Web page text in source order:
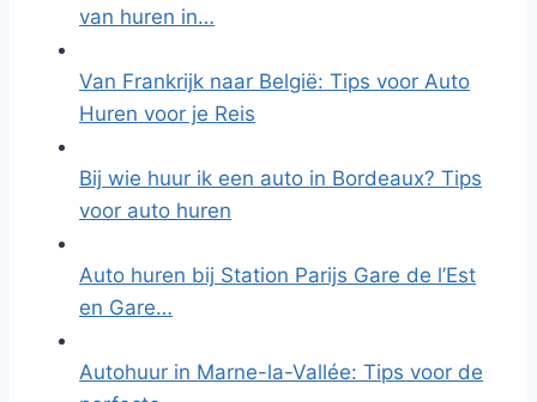
van huren in…
Van Frankrijk naar België: Tips voor Auto
Huren voor je Reis
Bij wie huur ik een auto in Bordeaux? Tips
voor auto huren
Auto huren bij Station Parijs Gare de l’Est
en Gare…
Autohuur in Marne-la-Vallée: Tips voor de